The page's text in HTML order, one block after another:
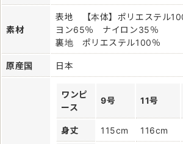
素材
表地 【本体】ポリエステル
ヨン65％ ナイロン35％
裏地 ポリエステル100％
原産国 日本
ワンピ
ース
9号 11号
身丈 115cm 116cm